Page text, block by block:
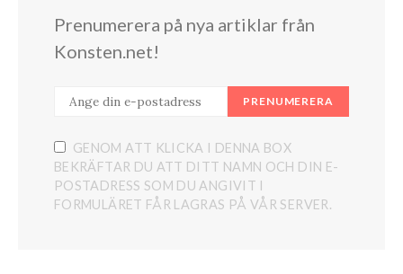
Prenumerera på nya artiklar från
Konsten.net!
PRENUMERERA
GENOM ATT KLICKA I DENNA BOX
BEKRÄFTAR DU ATT DITT NAMN OCH DIN E-
POSTADRESS SOM DU ANGIVIT I
FORMULÄRET FÅR LAGRAS PÅ VÅR SERVER.